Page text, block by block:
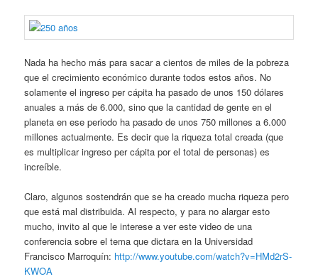
Nada ha hecho más para sacar a cientos de miles de la pobreza
que el crecimiento económico durante todos estos años. No
solamente el ingreso per cápita ha pasado de unos 150 dólares
anuales a más de 6.000, sino que la cantidad de gente en el
planeta en ese periodo ha pasado de unos 750 millones a 6.000
millones actualmente. Es decir que la riqueza total creada (que
es multiplicar ingreso per cápita por el total de personas) es
increíble.
Claro, algunos sostendrán que se ha creado mucha riqueza pero
que está mal distribuida. Al respecto, y para no alargar esto
mucho, invito al que le interese a ver este video de una
conferencia sobre el tema que dictara en la Universidad
Francisco Marroquín: http://www.youtube.com/watch?v=HMd2rS-
KWOA